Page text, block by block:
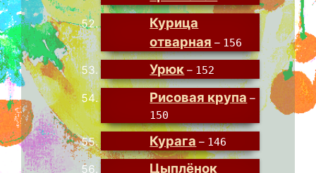
Курица
отварная – 156
Урюк – 152
Рисовая крупа –
150
Курага – 146
Цыплёнок